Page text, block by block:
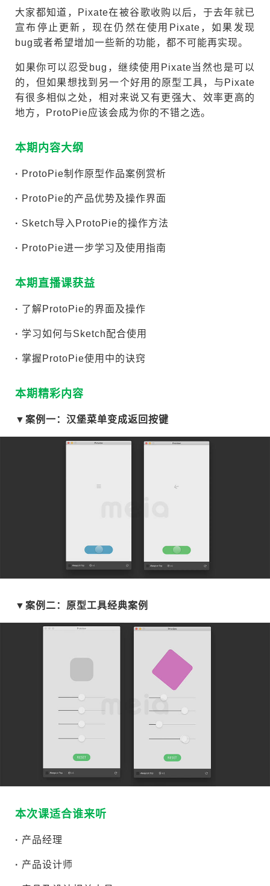
大家都知道，Pixate在被谷歌收购以后，于去年就已
宣布停止更新，现在仍然在使用Pixate，如果发现
bug或者希望增加一些新的功能，都不可能再实现。
如果你可以忍受bug，继续使用Pixate当然也是可以
的，但如果想找到另一个好用的原型工具，与Pixate
有很多相似之处，相对来说又有更强大、效率更高的
地方，ProtoPie应该会成为你的不错之选。
本期内容大纲
· ProtoPie制作原型作品案例赏析
· ProtoPie的产品优势及操作界面
· Sketch导入ProtoPie的操作方法
· ProtoPie进一步学习及使用指南
本期直播课获益
· 了解ProtoPie的界面及操作
· 学习如何与Sketch配合使用
· 掌握ProtoPie使用中的诀窍
本期精彩内容
▼案例一：汉堡菜单变成返回按键
▼案例二：原型工具经典案例
本次课适合谁来听
· 产品经理
· 产品设计师